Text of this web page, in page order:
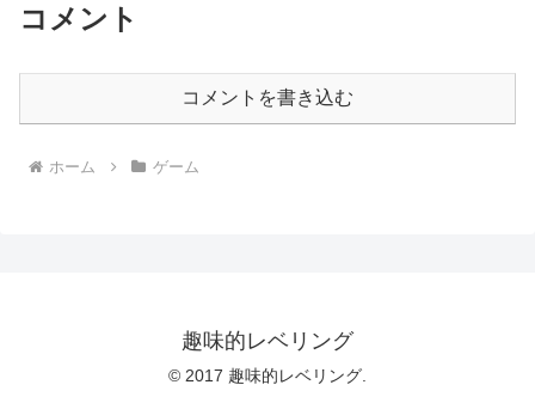
コメント
コメントを書き込む
ホーム ゲーム
趣味的レベリング
© 2017 趣味的レベリング.